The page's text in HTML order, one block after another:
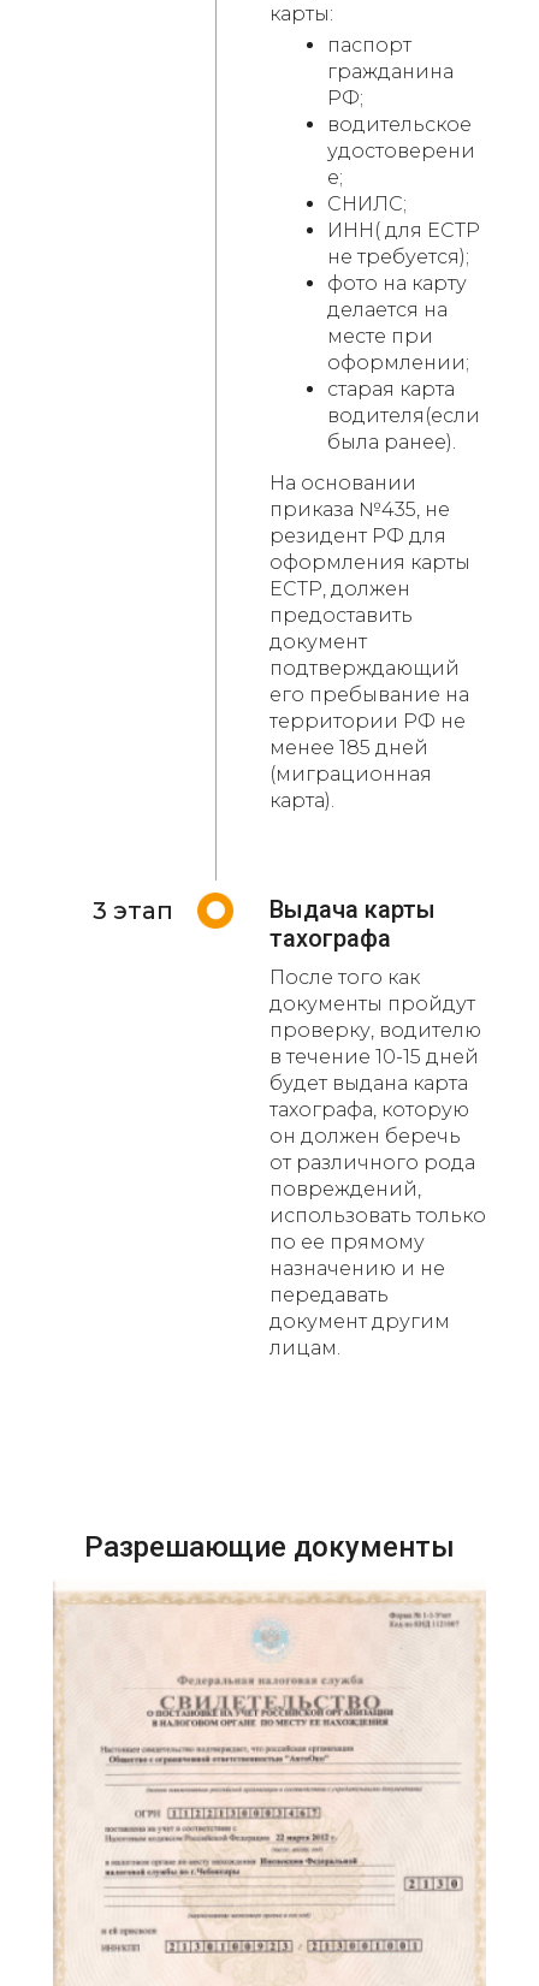
карты:
паспорт
гражданина
РФ;
водительское
удостоверени
е;
СНИЛС;
ИНН( для ЕСТР
не требуется);
фото на карту
делается на
месте при
оформлении;
старая карта
водителя(если
была ранее).
На основании
приказа №435, не
резидент РФ для
оформления карты
ЕСТР, должен
предоставить
документ
подтверждающий
его пребывание на
территории РФ не
менее 185 дней
(миграционная
карта).
3 этап
Выдача карты
тахографа
После того как
документы пройдут
проверку, водителю
в течение 10-15 дней
будет выдана карта
тахографа, которую
он должен беречь
от различного рода
повреждений,
использовать только
по ее прямому
назначению и не
передавать
документ другим
лицам.
Разрешающие документы